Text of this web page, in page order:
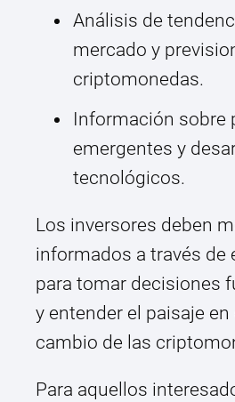
Análisis de
mercado y
criptomonedas.
Información sobre
emergentes y
tecnológicos.
Los inversores deben
informados a través de
para tomar decisiones
y entender el paisaje
cambio de las
Para aquellos